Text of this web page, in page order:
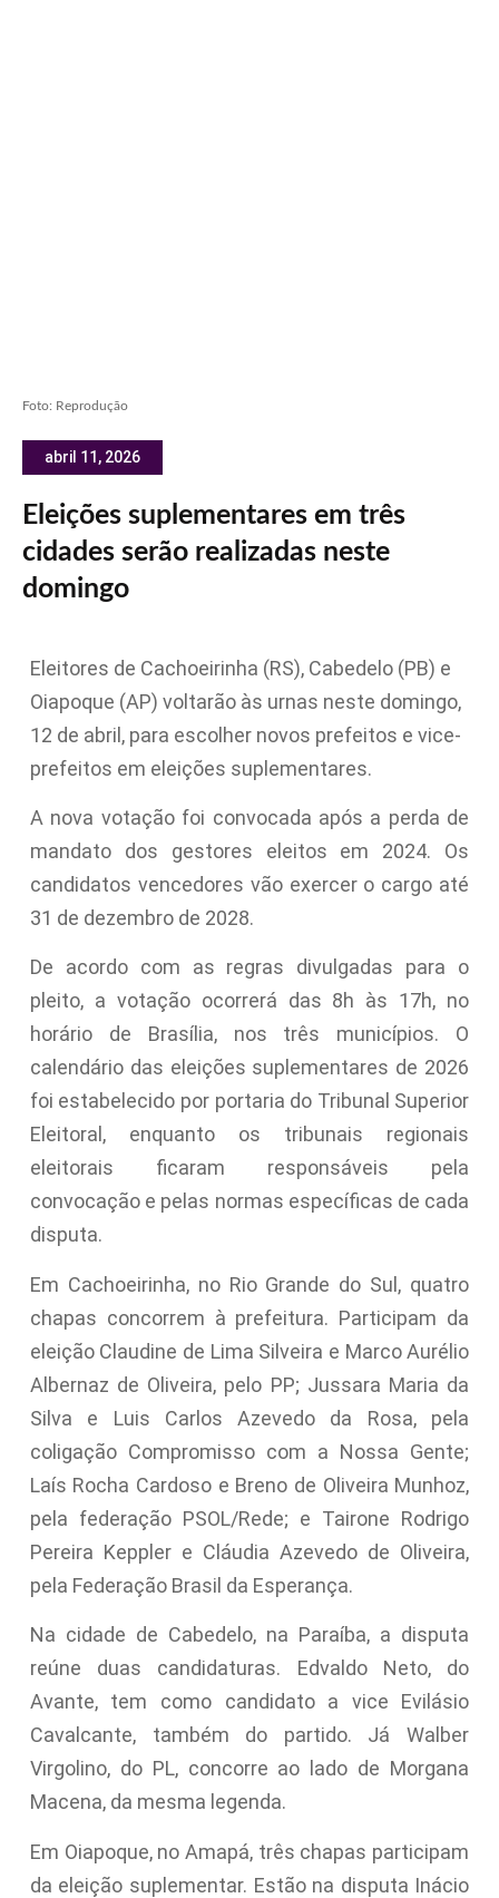
Foto: Reprodução
abril 11, 2026
Eleições suplementares em três
cidades serão realizadas neste
domingo
Eleitores de Cachoeirinha (RS), Cabedelo (PB) e
Oiapoque (AP) voltarão às urnas neste domingo,
12 de abril, para escolher novos prefeitos e vice-
prefeitos em eleições suplementares.
A nova votação foi convocada após a perda de
mandato dos gestores eleitos em 2024. Os
candidatos vencedores vão exercer o cargo até
31 de dezembro de 2028.
De acordo com as regras divulgadas para o
pleito, a votação ocorrerá das 8h às 17h, no
horário de Brasília, nos três municípios. O
calendário das eleições suplementares de 2026
foi estabelecido por portaria do Tribunal Superior
Eleitoral, enquanto os tribunais regionais
eleitorais ficaram responsáveis pela
convocação e pelas normas específicas de cada
disputa.
Em Cachoeirinha, no Rio Grande do Sul, quatro
chapas concorrem à prefeitura. Participam da
eleição Claudine de Lima Silveira e Marco Aurélio
Albernaz de Oliveira, pelo PP; Jussara Maria da
Silva e Luis Carlos Azevedo da Rosa, pela
coligação Compromisso com a Nossa Gente;
Laís Rocha Cardoso e Breno de Oliveira Munhoz,
pela federação PSOL/Rede; e Tairone Rodrigo
Pereira Keppler e Cláudia Azevedo de Oliveira,
pela Federação Brasil da Esperança.
Na cidade de Cabedelo, na Paraíba, a disputa
reúne duas candidaturas. Edvaldo Neto, do
Avante, tem como candidato a vice Evilásio
Cavalcante, também do partido. Já Walber
Virgolino, do PL, concorre ao lado de Morgana
Macena, da mesma legenda.
Em Oiapoque, no Amapá, três chapas participam
da eleição suplementar. Estão na disputa Inácio